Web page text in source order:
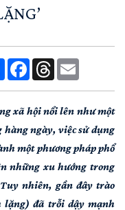
Share Facebook
Threads
xã hội nổi lên như một
ngày, việc sử dụng
một phương pháp phổ
những xu hướng trong
nhiên, gần đây trào
đã trỗi dậy mạnh